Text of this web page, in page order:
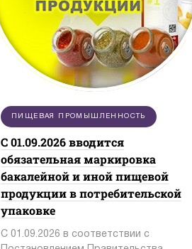
ПИЩЕВАЯ ПРОМЫШЛЕННОСТЬ
С 01.09.2026 вводится
обязательная маркировка
бакалейной и иной пищевой
продукции в потребительской
упаковке
С 01.09.2026 в соответствии с